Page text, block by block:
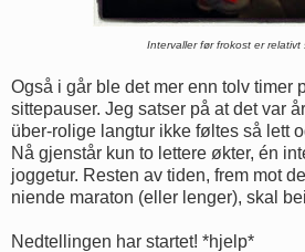
Intervaller før frokost er relativt
Også i går ble det mer enn tolv timer
sittepauser. Jeg satser på at det var
über-rolige langtur ikke føltes så lett
Nå gjenstår kun to lettere økter, én
joggetur. Resten av tiden, frem mot
niende maraton (eller lenger), skal
Nedtellingen har startet! *hjelp*